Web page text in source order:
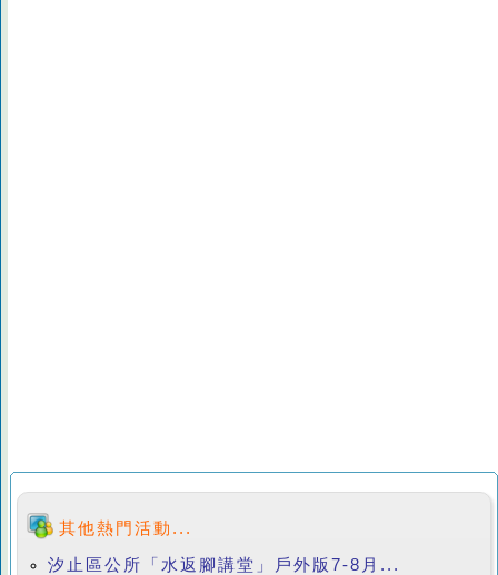
其他熱門活動...
汐止區公所「水返腳講堂」戶外版7-8月...